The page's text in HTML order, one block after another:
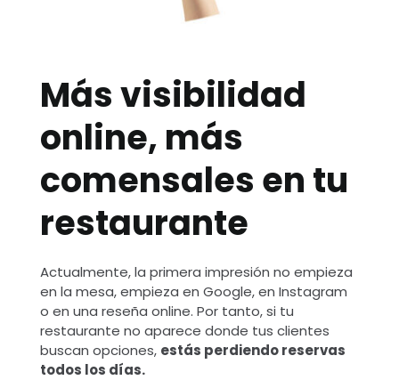
Más visibilidad
online, más
comensales en tu
restaurante
Actualmente, la primera impresión no empieza
en la mesa, empieza en Google, en Instagram
o en una reseña online. Por tanto, si tu
restaurante no aparece donde tus clientes
buscan opciones, estás perdiendo reservas
todos los días.